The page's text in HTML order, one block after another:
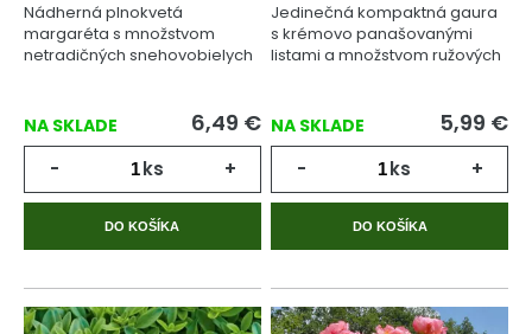
Nádherná plnokvetá
margaréta s množstvom
netradičných snehovobielych
NA SKLADE 6,49 €
- ks +
DO KOŠÍKA
Jedinečná kompaktná gaura
s krémovo panašovanými
listami a množstvom ružových
NA SKLADE 5,99 €
- ks +
DO KOŠÍKA